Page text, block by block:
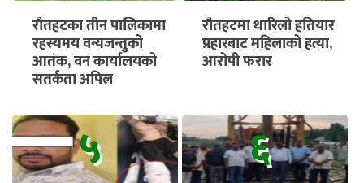
रौतहटका तीन पालिकामा
रहस्यमय वन्यजन्तुको
आतंक, वन कार्यालयको
सतर्कता अपिल
रौतहटमा धारिलो हतियार
प्रहारबाट महिलाको हत्या,
आरोपी फरार
५ ६